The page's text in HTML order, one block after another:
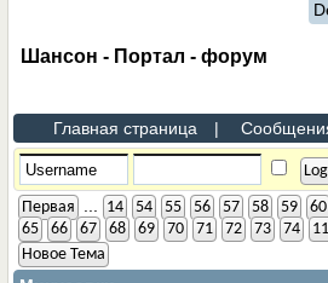
Шансон - Портал - форум
Главная страница |
Первая 14 54 55 56 57 58 59 60
65
66 67 68 69 70 71 72 73 74
Новое Тема